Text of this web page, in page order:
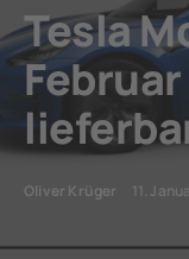
Tesla
Oliver Krüger 11.